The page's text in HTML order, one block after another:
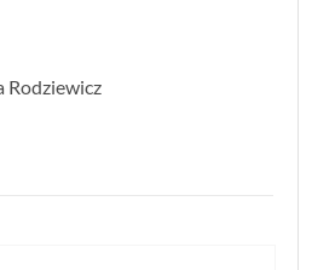
Rodziewicz